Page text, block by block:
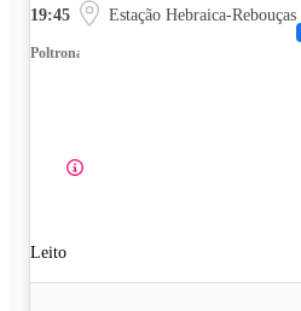
19:45 Estação Hebraica-Rebouças
Poltrona
Leito